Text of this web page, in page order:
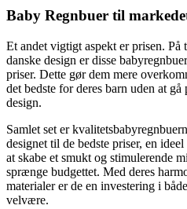
Baby Regnbuer til
Et andet vigtigt aspekt er prisen.
danske design er disse
priser. Dette gør dem mere
det bedste for deres barn uden at
design.
Samlet set er
designet til de bedste priser, en
at skabe et smukt og stimulerende
sprænge budgettet. Med deres
materialer er de en investering i
velvære.